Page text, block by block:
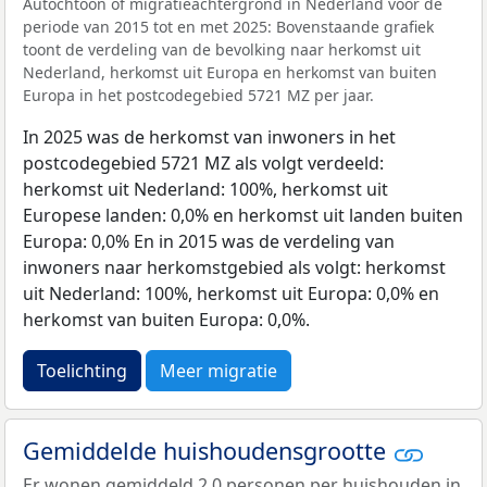
Autochtoon of migratieachtergrond in Nederland voor de
periode van 2015 tot en met 2025: Bovenstaande grafiek
toont de verdeling van de bevolking naar herkomst uit
Nederland, herkomst uit Europa en herkomst van buiten
Europa in het postcodegebied 5721 MZ per jaar.
In 2025 was de herkomst van inwoners in het
postcodegebied 5721 MZ als volgt verdeeld:
herkomst uit Nederland: 100%, herkomst uit
Europese landen: 0,0% en herkomst uit landen buiten
Europa: 0,0% En in 2015 was de verdeling van
inwoners naar herkomstgebied als volgt: herkomst
uit Nederland: 100%, herkomst uit Europa: 0,0% en
herkomst van buiten Europa: 0,0%.
Toelichting Meer migratie
Gemiddelde huishoudensgrootte